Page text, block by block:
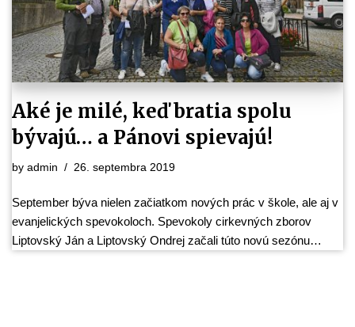
Aké je milé, keď bratia spolu
bývajú… a Pánovi spievajú!
by admin 26. septembra 2019
September býva nielen začiatkom nových prác v škole, ale aj v
evanjelických spevokoloch. Spevokoly cirkevných zborov
Liptovský Ján a Liptovský Ondrej začali túto novú sezónu…